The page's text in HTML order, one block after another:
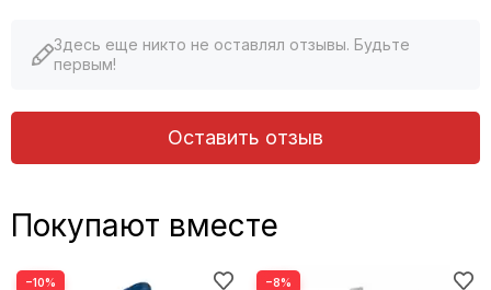
Здесь еще никто не оставлял отзывы. Будьте
первым!
Оставить отзыв
Покупают вместе
−10% −8%